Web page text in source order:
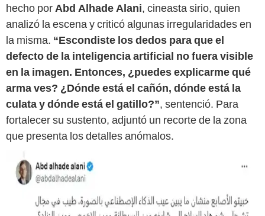
hecho porAbd Alhade Alani, cineasta sirio, quien
analizó la escena y criticó algunas irregularidades en
la misma. “Escondiste los dedos para que el
defecto de la inteligencia artificial no fuera visible
en la imagen. Entonces, ¿puedes explicarme qué
arma ves? ¿Dónde está el cañón, dónde está la
culata y dónde está el gatillo?”, sentenció. Para
fortalecer su sustento, adjuntó un recorte de la zona
que presenta los detalles anómalos.